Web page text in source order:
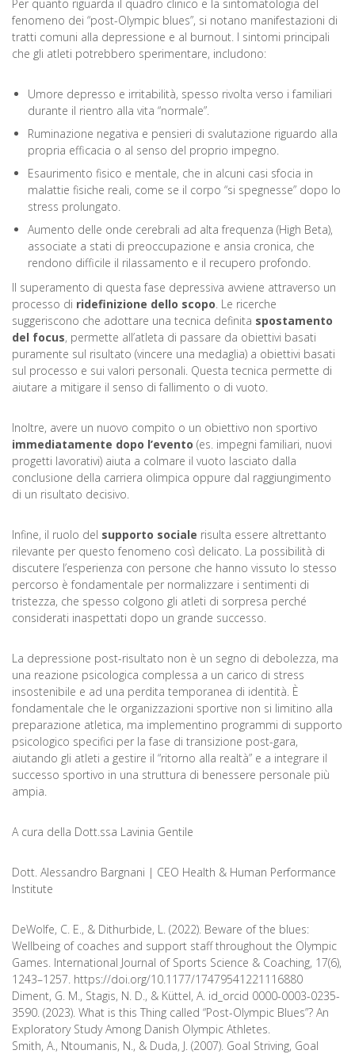
Per quanto riguarda il quadro clinico e la sintomatologia del
fenomeno dei “post-Olympic blues”, si notano manifestazioni di
tratti comuni alla depressione e al burnout. I sintomi principali
che gli atleti potrebbero sperimentare, includono:
Umore depresso e irritabilità, spesso rivolta verso i familiari
durante il rientro alla vita “normale”.
Ruminazione negativa e pensieri di svalutazione riguardo alla
propria efficacia o al senso del proprio impegno.
Esaurimento fisico e mentale, che in alcuni casi sfocia in
malattie fisiche reali, come se il corpo “si spegnesse” dopo lo
stress prolungato.
Aumento delle onde cerebrali ad alta frequenza (High Beta),
associate a stati di preoccupazione e ansia cronica, che
rendono difficile il rilassamento e il recupero profondo.
Il superamento di questa fase depressiva avviene attraverso un
processo di ridefinizione dello scopo. Le ricerche
suggeriscono che adottare una tecnica definita spostamento
del focus, permette all’atleta di passare da obiettivi basati
puramente sul risultato (vincere una medaglia) a obiettivi basati
sul processo e sui valori personali. Questa tecnica permette di
aiutare a mitigare il senso di fallimento o di vuoto.
Inoltre, avere un nuovo compito o un obiettivo non sportivo
immediatamente dopo l’evento (es. impegni familiari, nuovi
progetti lavorativi) aiuta a colmare il vuoto lasciato dalla
conclusione della carriera olimpica oppure dal raggiungimento
di un risultato decisivo.
Infine, il ruolo del supporto sociale risulta essere altrettanto
rilevante per questo fenomeno così delicato. La possibilità di
discutere l’esperienza con persone che hanno vissuto lo stesso
percorso è fondamentale per normalizzare i sentimenti di
tristezza, che spesso colgono gli atleti di sorpresa perché
considerati inaspettati dopo un grande successo.
La depressione post-risultato non è un segno di debolezza, ma
una reazione psicologica complessa a un carico di stress
insostenibile e ad una perdita temporanea di identità. È
fondamentale che le organizzazioni sportive non si limitino alla
preparazione atletica, ma implementino programmi di supporto
psicologico specifici per la fase di transizione post-gara,
aiutando gli atleti a gestire il “ritorno alla realtà” e a integrare il
successo sportivo in una struttura di benessere personale più
ampia.
A cura della Dott.ssa Lavinia Gentile
Dott. Alessandro Bargnani | CEO Health & Human Performance
Institute
DeWolfe, C. E., & Dithurbide, L. (2022). Beware of the blues:
Wellbeing of coaches and support staff throughout the Olympic
Games. International Journal of Sports Science & Coaching, 17(6),
1243–1257. https://doi.org/10.1177/17479541221116880
Diment, G. M., Stagis, N. D., & Küttel, A. id_orcid 0000-0003-0235-
3590. (2023). What is this Thing called “Post-Olympic Blues”? An
Exploratory Study Among Danish Olympic Athletes.
Smith, A., Ntoumanis, N., & Duda, J. (2007). Goal Striving, Goal